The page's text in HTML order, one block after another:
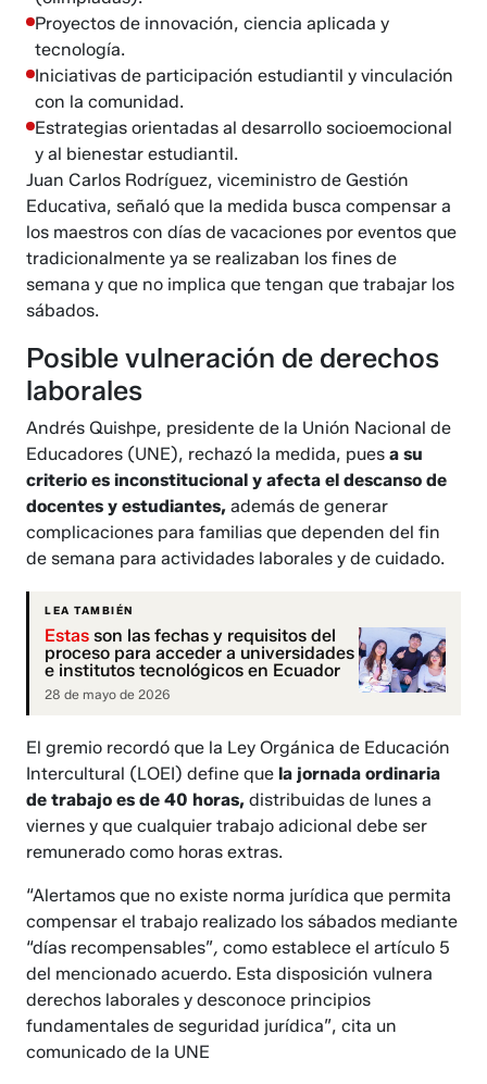
Proyectos de innovación, ciencia aplicada y
tecnología.
Iniciativas de participación estudiantil y vinculación
con la comunidad.
Estrategias orientadas al desarrollo socioemocional
y al bienestar estudiantil.
Juan Carlos Rodríguez, viceministro de Gestión
Educativa, señaló que la medida busca compensar a
los maestros con días de vacaciones por eventos que
tradicionalmente ya se realizaban los fines de
semana y que no implica que tengan que trabajar los
sábados.
Posible vulneración de derechos
laborales
Andrés Quishpe, presidente de la Unión Nacional de
Educadores (UNE), rechazó la medida, puesa su
criterio es inconstitucional y afecta el descanso de
docentes y estudiantes, además de generar
complicaciones para familias que dependen del fin
de semana para actividades laborales y de cuidado.
LEA TAMBIÉN
Estas son las fechas y requisitos del
proceso para acceder a universidades
e institutos tecnológicos en Ecuador
28 de mayo de 2026
El gremio recordó que la Ley Orgánica de Educación
Intercultural (LOEI) define que la jornada ordinaria
de trabajo es de 40 horas, distribuidas de lunes a
viernes y que cualquier trabajo adicional debe ser
remunerado como horas extras.
“Alertamos que no existe norma jurídica que permita
compensar el trabajo realizado los sábados mediante
“días recompensables”, como establece el artículo 5
del mencionado acuerdo. Esta disposición vulnera
derechos laborales y desconoce principios
fundamentales de seguridad jurídica”, cita un
comunicado de la UNE